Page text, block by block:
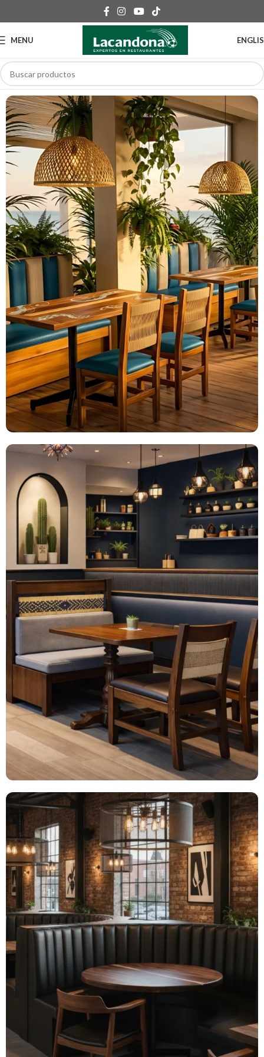
MENU
Colección
Marino
Colección
Tejidos